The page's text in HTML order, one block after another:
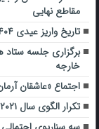
مقاطع نهایی
تاریخ واریز عیدی ۱۴۰۴ بازنشستگان و معلمان
برگزاری جلسه ستاد
خارجه
اجتماع «عاشقان
تکرار الگوی سال ۲۰۲۱/ آیا بیت‌کوین در مسیر صعود به ۲۰۰ هزار دلار است؟